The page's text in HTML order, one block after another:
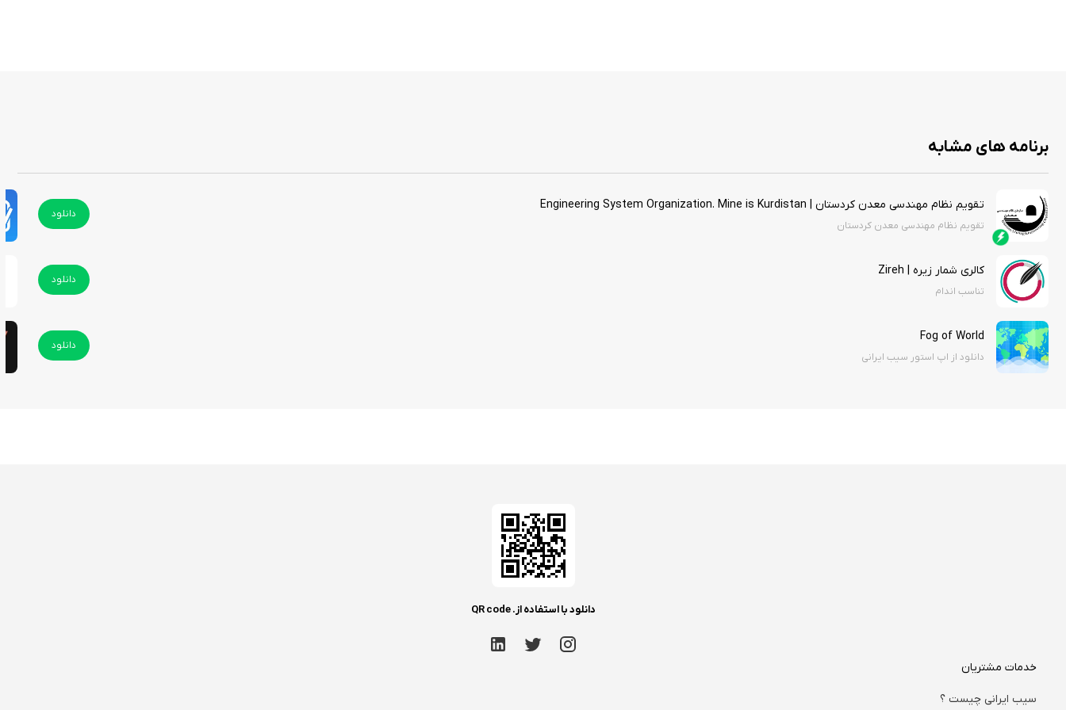
برنامه های مشابه
تقویم نظام مهندسی معدن کردستان | Engineering System Organization. Mine is Kurdistan
تقویم نظام مهندسی معدن کردستان
دانلود
کالری شمار زیره | Zireh
تناسب اندام
دانلود
Fog of World
دانلود از اپ استور سیب ایرانی
دانلود
دانلود با استفاده از. QR code
خدمات مشتریان
سیب ایرانی چیست ؟